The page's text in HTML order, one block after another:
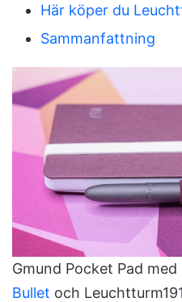
Här köper du
Sammanfattning
Gmund Pocket Pad med
Bullet och